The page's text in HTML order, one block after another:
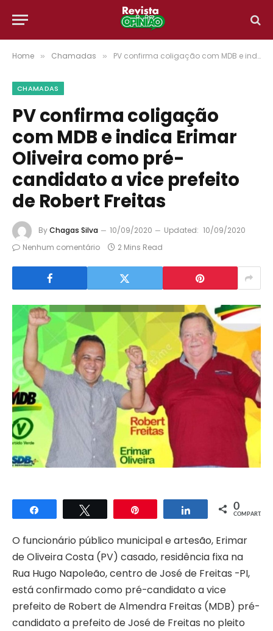
Home » Chamadas » PV confirma coligação com MDB e indica Erimar Oliveira como pré-candidato a vice prefeito de Robert Freitas
CHAMADAS
PV confirma coligação
com MDB e indica Erimar
Oliveira como pré-
candidato a vice prefeito
de Robert Freitas
ByChagas Silva 10/09/2020 Updated: 10/09/2020
Nenhum comentário
2 Mins Read
Compartilhar Compartilhar
0
COMPART.
O funcionário público municipal e artesão, Erimar
de Oliveira Costa (PV) casado, residência fixa na
Rua Hugo Napoleão, centro de José de Freitas -PI,
está confirmado como pré-candidato a vice
prefeito de Robert de Almendra Freitas (MDB) pré-
candidato a prefeito de José de Freitas no pleito